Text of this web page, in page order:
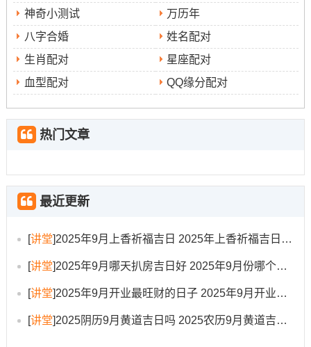
神奇小测试
万历年
八字合婚
姓名配对
生肖配对
星座配对
血型配对
QQ缘分配对
热门文章
最近更新
[讲堂]2025年9月上香祈福吉日 2025年上香祈福吉日查询表
[讲堂]2025年9月哪天扒房吉日好 2025年9月份哪个日子适合扒房子
[讲堂]2025年9月开业最旺财的日子 2025年9月开业最旺的黄道吉日
[讲堂]2025阴历9月黄道吉日吗 2025农历9月黄道吉日一览表